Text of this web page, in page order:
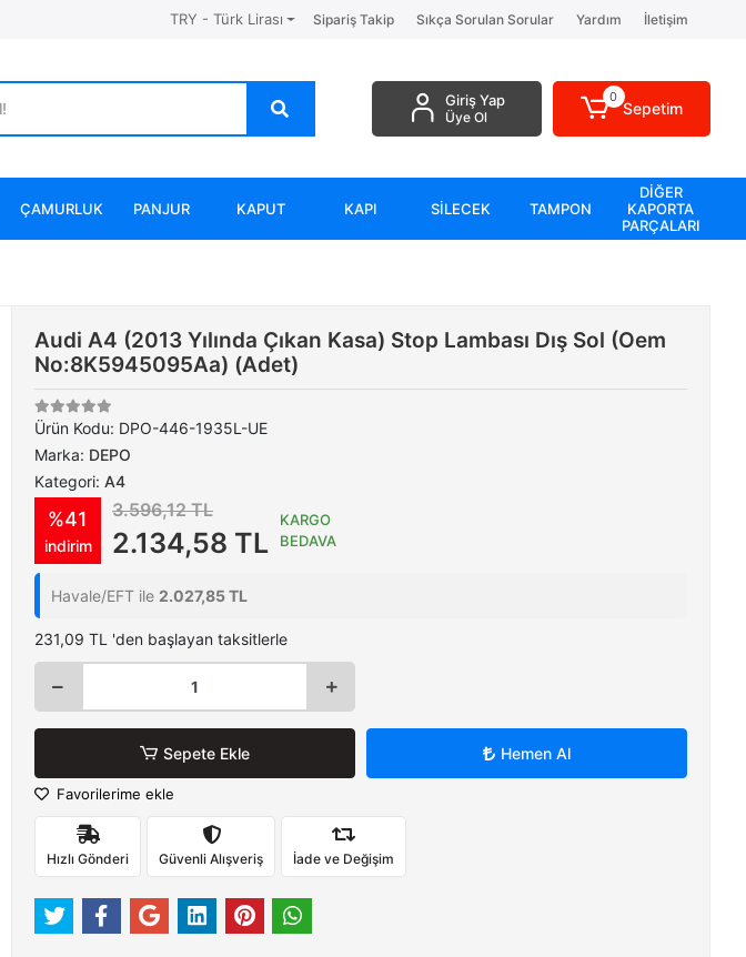
TRY - Türk Lirası Sipariş Takip Sıkça Sorulan Sorular Yardım İletişim
Giriş Yap
Üye Ol
0
Sepetim
ÇAMURLUK PANJUR KAPUT KAPI SİLECEK TAMPON
DİĞER
KAPORTA
PARÇALARI
Audi A4 (2013 Yılında Çıkan Kasa) Stop Lambası Dış Sol (Oem
No:8K5945095Aa) (Adet)
Ürün Kodu: DPO-446-1935L-UE
Marka: DEPO
Kategori: A4
%41
indirim
3.596,12 TL
2.134,58 TL
KARGO
BEDAVA
Havale/EFT ile 2.027,85 TL
231,09 TL 'den başlayan taksitlerle
Sepete Ekle Hemen Al
Favorilerime ekle
Hızlı Gönderi Güvenli Alışveriş İade ve Değişim